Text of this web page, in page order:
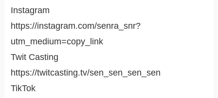
Instagram
https://instagram.com/senra_snr?
utm_medium=copy_link
Twit Casting
https://twitcasting.tv/sen_sen_sen_sen
TikTok